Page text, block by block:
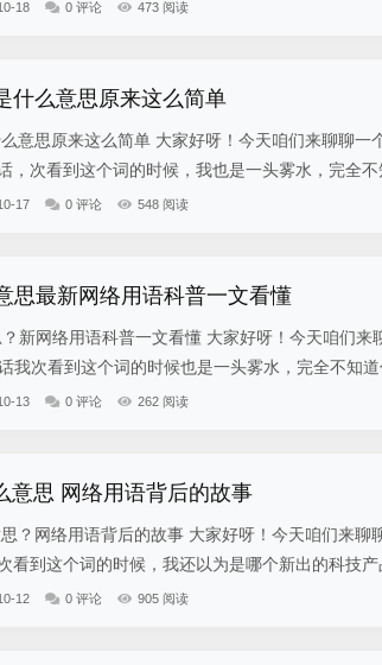
18 0 评论 473 阅读
什么意思原来这么简单
意思原来这么简单 大家好呀！今天咱们来聊聊一
次看到这个词的时候，我也是一头雾水，完全不
17 0 评论 548 阅读
思最新网络用语科普一文看懂
新网络用语科普一文看懂 大家好呀！今天咱们来
我次看到这个词的时候也是一头雾水，完全不知道
13 0 评论 262 阅读
意思 网络用语背后的故事
？网络用语背后的故事 大家好呀！今天咱们来聊
到这个词的时候，我还以为是哪个新出的科技产
12 0 评论 905 阅读